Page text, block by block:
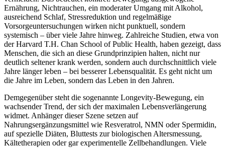
Ernährung, Nichtrauchen, ein moderater Umgang mit Alkohol,
ausreichend Schlaf, Stressreduktion und regelmäßige
Vorsorgeuntersuchungen wirken nicht punktuell, sondern
systemisch – über viele Jahre hinweg. Zahlreiche Studien, etwa von
der Harvard T.H. Chan School of Public Health, haben gezeigt, dass
Menschen, die sich an diese Grundprinzipien halten, nicht nur
deutlich seltener krank werden, sondern auch durchschnittlich viele
Jahre länger leben – bei besserer Lebensqualität. Es geht nicht um
die Jahre im Leben, sondern das Leben in den Jahren.
Demgegenüber steht die sogenannte Longevity-Bewegung, ein
wachsender Trend, der sich der maximalen Lebensverlängerung
widmet. Anhänger dieser Szene setzen auf
Nahrungsergänzungsmittel wie Resveratrol, NMN oder Spermidin,
auf spezielle Diäten, Bluttests zur biologischen Altersmessung,
Kältetherapien oder gar experimentelle Zellbehandlungen. Viele